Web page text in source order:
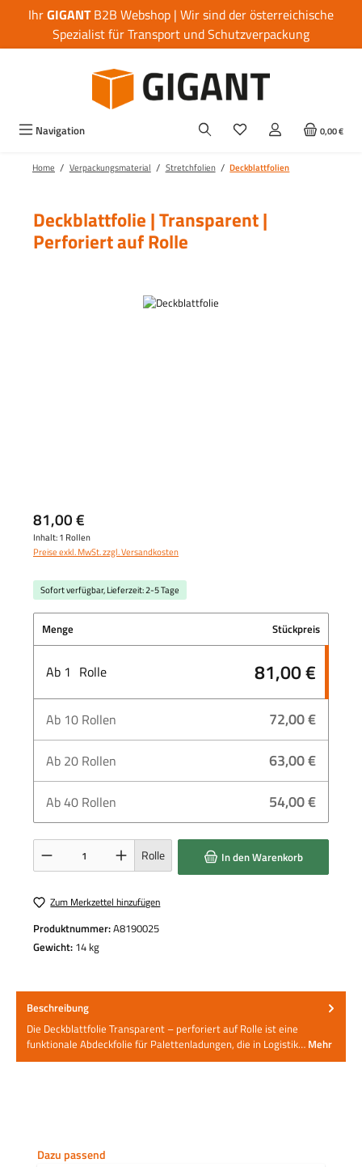
Zum Hauptinhalt springen
IhrGIGANTB2B Webshop | Wir sind der österreichische
Spezialist für Transport und Schutzverpackung
Navigation 0,00 €
Home / Verpackungsmaterial / Stretchfolien / Deckblattfolien
Deckblattfolie | Transparent |
Perforiert auf Rolle
Bildergalerie überspringen
81,00 €
Inhalt:1 Rollen
Preise exkl. MwSt. zzgl. Versandkosten
Sofort verfügbar, Lieferzeit: 2-5 Tage
Menge Stückpreis
Ab 1 Rolle 81,00 €
Ab 10 Rollen 72,00 €
Ab 20 Rollen 63,00 €
Ab40 Rollen 54,00 €
Produkt Anzahl: Gib den gewünschten Wert ein oder benutze die Schaltflächen um
Rolle In den Warenkorb
Zum Merkzettel hinzufügen
Produktnummer:A8190025
Gewicht: 14 kg
Beschreibung
Die Deckblattfolie Transparent – perforiert auf Rolle ist eine
funktionale Abdeckfolie für Palettenladungen, die in Logistik… Mehr
Produktgalerie überspringen
Dazu passend